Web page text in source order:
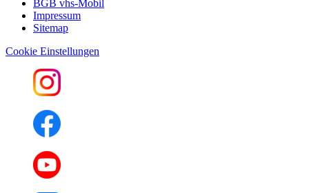
BGB vhs-Mobil
Impressum
Sitemap
Cookie Einstellungen